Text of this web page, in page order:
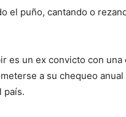
el puño, cantando o
es un ex convicto con
a su chequeo
país.